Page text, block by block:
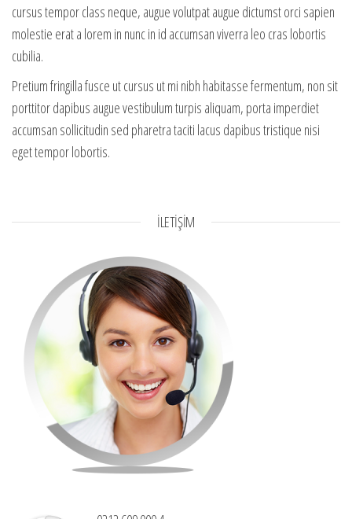
cursus tempor class neque, augue volutpat augue dictumst orci sapien
molestie erat a lorem in nunc in id accumsan viverra leo cras lobortis
cubilia.
Pretium fringilla fusce ut cursus ut mi nibh habitasse fermentum, non sit
porttitor dapibus augue vestibulum turpis aliquam, porta imperdiet
accumsan sollicitudin sed pharetra taciti lacus dapibus tristique nisi
eget tempor lobortis.
İLETİŞİM